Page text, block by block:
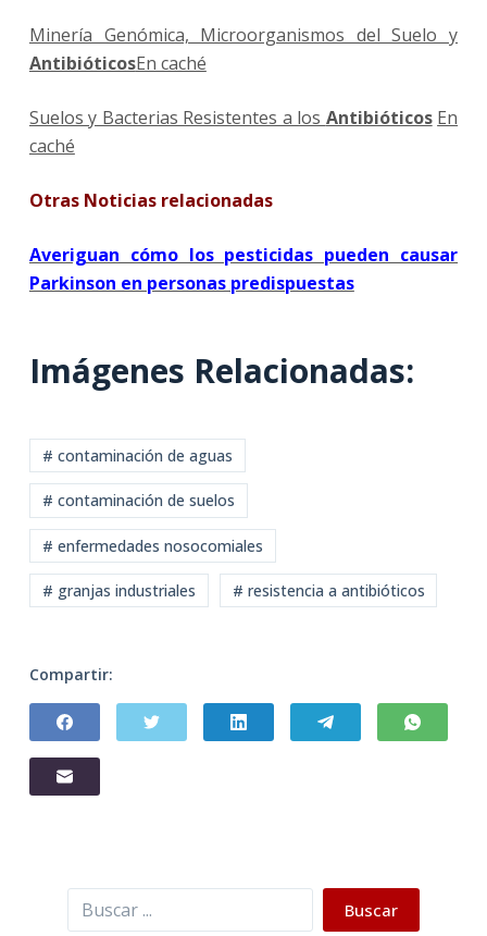
Minería Genómica, Microorganismos del Suelo y
AntibióticosEn caché
Suelos y Bacterias Resistentes a los Antibióticos En
caché
Otras Noticias relacionadas
Averiguan cómo los pesticidas pueden causar
Parkinson en personas predispuestas
Imágenes Relacionadas:
# contaminación de aguas
# contaminación de suelos
# enfermedades nosocomiales
# granjas industriales # resistencia a antibióticos
Compartir:
Buscar Buscar